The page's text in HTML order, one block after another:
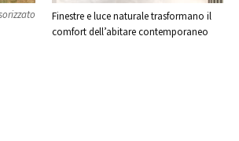
Finestre e luce naturale trasformano il
comfort dell’abitare contemporaneo